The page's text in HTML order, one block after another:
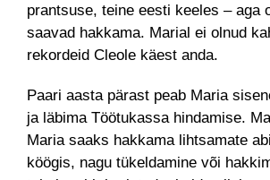
prantsuse, teine eesti keeles – aga
saavad hakkama. Marial ei olnud
rekordeid Cleole käest anda.
Paari aasta pärast peab Maria
ja läbima Töötukassa hindamise.
Maria saaks hakkama lihtsamate
köögis, nagu tükeldamine või